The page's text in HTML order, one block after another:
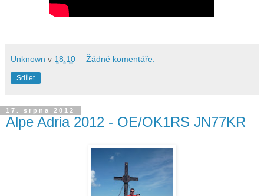
Unknown v 18:10 Žádné komentáře:
Sdílet
17. srpna 2012
Alpe Adria 2012 - OE/OK1RS JN77KR